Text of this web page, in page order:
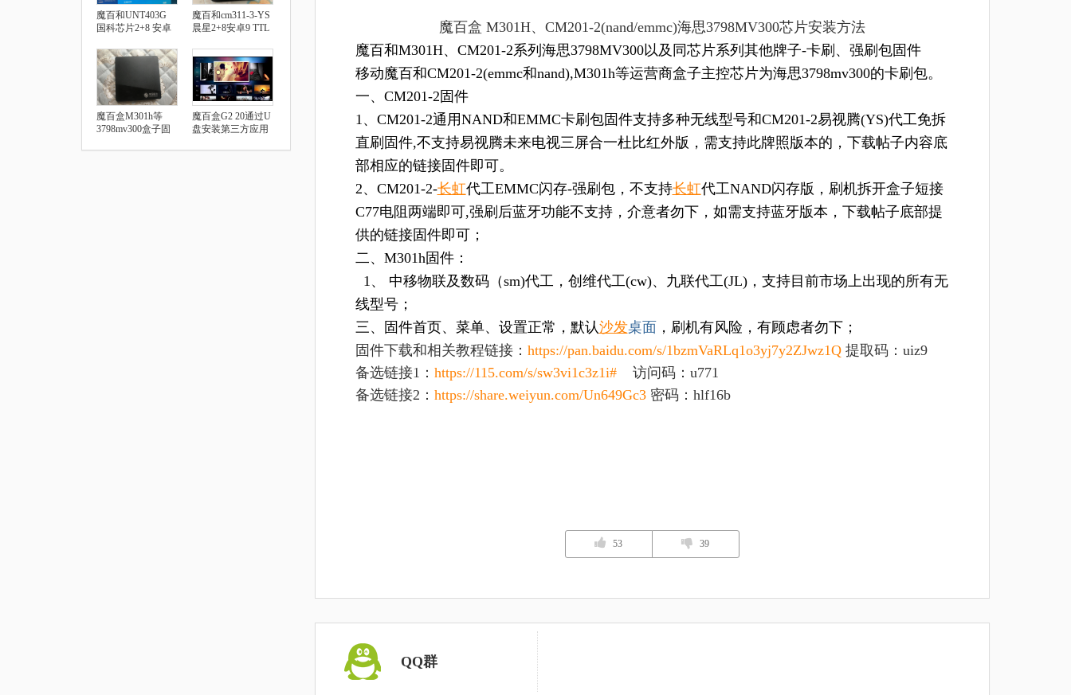
魔百盒 M301H、CM201-2(nand/emmc)海思3798MV300芯片安装方法
魔百和M301H、CM201-2系列海思3798MV300以及同芯片系列其他牌子-卡刷、强刷包固件
移动魔百和CM201-2(emmc和nand),M301h等运营商盒子主控芯片为海思3798mv300的卡刷包。
一、CM201-2固件
1、CM201-2通用NAND和EMMC卡刷包固件支持多种无线型号和CM201-2易视腾(YS)代工免拆
直刷固件,不支持易视腾未来电视三屏合一杜比红外版，需支持此牌照版本的，下载帖子内容底
部相应的链接固件即可。
2、CM201-2-长虹代工EMMC闪存-强刷包，不支持长虹代工NAND闪存版，刷机拆开盒子短接
C77电阻两端即可,强刷后蓝牙功能不支持，介意者勿下，如需支持蓝牙版本，下载帖子底部提
供的链接固件即可；
二、M301h固件：
1、 中移物联及数码（sm)代工，创维代工(cw)、九联代工(JL)，支持目前市场上出现的所有无
线型号；
三、固件首页、菜单、设置正常，默认沙发桌面 ，刷机有风险，有顾虑者勿下；
固件下载和相关教程链接： https://pan.baidu.com/s/1bzmVaRLq1o3yj7y2ZJwz1Q提取码：uiz9
备选链接1： https://115.com/s/sw3vi1c3z1i#访问码：u771
备选链接2： https://share.weiyun.com/Un649Gc3密码：hlf16b
53 39
QQ群
魔百和UNT403G
国科芯片2+8 安卓
教程
魔百和cm311-3-YS
晨星2+8安卓9 TTL
魔百盒M301h等
3798mv300盒子固
魔百盒G2 20通过U
盘安装第三方应用